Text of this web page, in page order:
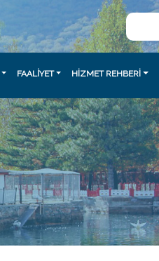
FAALİYET HİZMET REHBERİ